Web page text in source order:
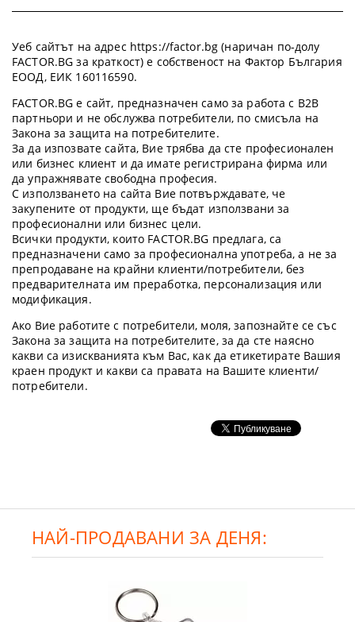
Уеб сайтът на адрес https://factor.bg (наричан по-долу
FACTOR.BG за краткост) е собственост на Фактор България
ЕООД, ЕИК 160116590.
FACTOR.BG е сайт, предназначен само за работа с B2B
партньори и не обслужва потребители, по смисъла на
Закона за защита на потребителите.
За да изпозвате сайта, Вие трябва да сте професионален
или бизнес клиент и да имате регистрирана фирма или
да упражнявате свободна професия.
С използването на сайта Вие потвърждавате, че
закупените от продукти, ще бъдат използвани за
професионални или бизнес цели.
Всички продукти, които FACTOR.BG предлага, са
предназначени само за професионална употреба, а не за
препродаване на крайни клиенти/потребители, без
предварителната им преработка, персонализация или
модификация.
Ако Вие работите с потребители, моля, запознайте се със
Закона за защита на потребителите, за да сте наясно
какви са изискванията към Вас, как да етикетирате Вашия
краен продукт и какви са правата на Вашите клиенти/
потребители.
НАЙ-ПРОДАВАНИ ЗА ДЕНЯ: